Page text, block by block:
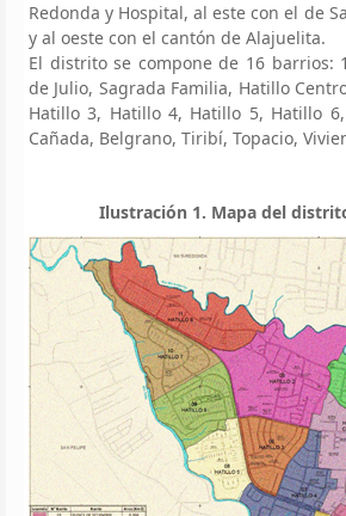
Redonda y Hospital, al este con el de
y al oeste con el cantón de Alajuelita.
El distrito se compone de 16 barrios:
de Julio, Sagrada Familia, Hatillo
Hatillo 3, Hatillo 4, Hatillo 5, Hatillo
Cañada, Belgrano, Tiribí, Topacio,
Ilustración 1. Mapa del